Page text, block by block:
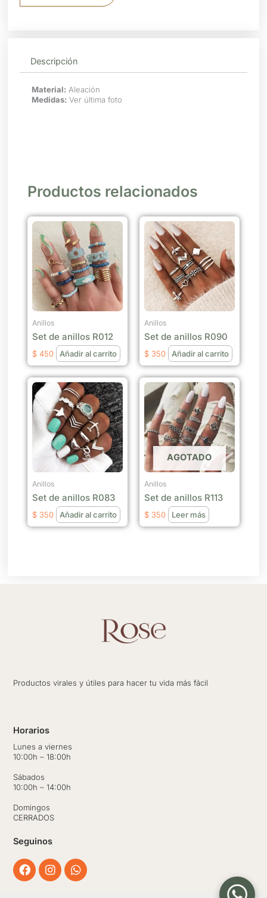
Descripción
Material: Aleación
Medidas: Ver última foto
Productos relacionados
Anillos
Set de anillos R012
$ 450 Añadir al carrito
Anillos
Set de anillos R090
$ 350 Añadir al carrito
Anillos
Set de anillos R083
$ 350 Añadir al carrito
AGOTADO
Anillos
Set de anillos R113
$ 350 Leer más
Productos virales y útiles para hacer tu vida más fácil
Horarios
Lunes a viernes
10:00h – 18:00h
Sábados
10:00h – 14:00h
Domingos
CERRADOS
Seguinos
Facebook
InstagramWhatsapp